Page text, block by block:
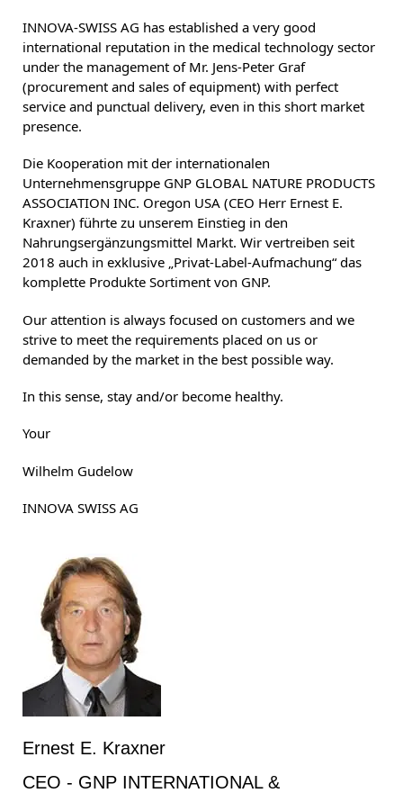
INNOVA-SWISS AG has established a very good
international reputation in the medical technology sector
under the management of Mr. Jens-Peter Graf
(procurement and sales of equipment) with perfect
service and punctual delivery, even in this short market
presence.
Die Kooperation mit der internationalen
Unternehmensgruppe GNP GLOBAL NATURE PRODUCTS
ASSOCIATION INC. Oregon USA (CEO Herr Ernest E.
Kraxner) führte zu unserem Einstieg in den
Nahrungsergänzungsmittel Markt. Wir vertreiben seit
2018 auch in exklusive „Privat-Label-Aufmachung“ das
komplette Produkte Sortiment von GNP.
Our attention is always focused on customers and we
strive to meet the requirements placed on us or
demanded by the market in the best possible way.
In this sense, stay and/or become healthy.
Your
Wilhelm Gudelow
INNOVA SWISS AG
Ernest E. Kraxner
CEO - GNP INTERNATIONAL &